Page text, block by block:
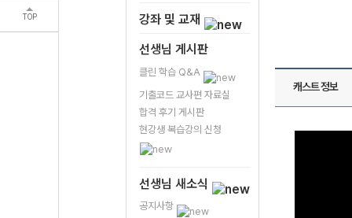
TOP
강좌 및 교재
선생님 게시판
클린 학습 Q&A
기출코드 교사편 자료실
합격 후기 게시판
현강생 복습강의 신청
선생님 새소식
공지사항
캐스트 정보